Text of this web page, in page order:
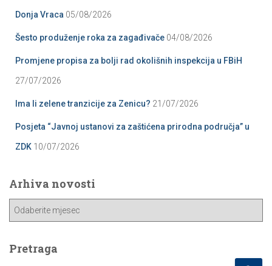
Donja Vraca 05/08/2026
Šesto produženje roka za zagađivače 04/08/2026
Promjene propisa za bolji rad okolišnih inspekcija u FBiH
27/07/2026
Ima li zelene tranzicije za Zenicu? 21/07/2026
Posjeta “Javnoj ustanovi za zaštićena prirodna područja” u
ZDK 10/07/2026
Arhiva novosti
iPretraga